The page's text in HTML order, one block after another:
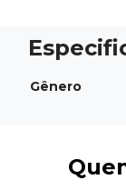
Gênero